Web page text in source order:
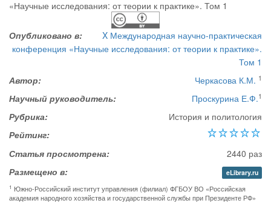
Опубликовано в:
X Международная научно-практическая
конференция «Научные исследования: от теории к практике».
Том 1
Автор:
Черкасова К.М. 1
Научный руководитель: Проскурина Е.Ф.1
Рубрика:
История и политология
Рейтинг:
Статья просмотрена:
2440 раз
Размещено в:
eLibrary.ru
1 Южно-Российский институт управления (филиал) ФГБОУ ВО «Российская
академия народного хозяйства и государственной службы при Президенте РФ»